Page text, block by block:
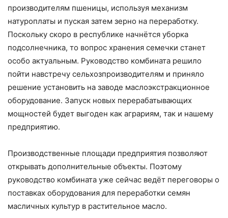
производителям пшеницы, используя механизм
натуроплаты и пуская затем зерно на переработку.
Поскольку скоро в республике начнётся уборка
подсолнечника, то вопрос хранения семечки станет
особо актуальным. Руководство комбината решило
пойти навстречу сельхозпроизводителям и приняло
решение установить на заводе маслоэкстракционное
оборудование. Запуск новых перерабатывающих
мощностей будет выгоден как аграриям, так и нашему
предприятию.
Производственные площади предприятия позволяют
открывать дополнительные объекты. Поэтому
руководство комбината уже сейчас ведёт переговоры о
поставках оборудования для переработки семян
масличных культур в растительное масло.